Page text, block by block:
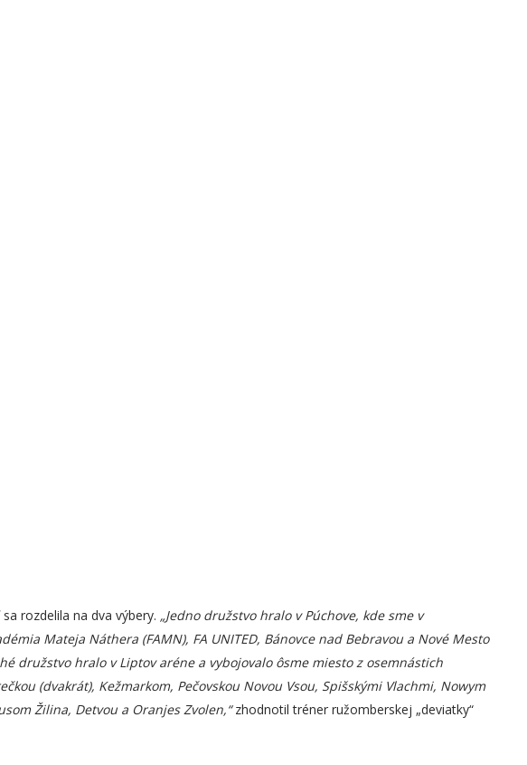
rozdelila na dva výbery. „Jedno družstvo hralo v Púchove, kde sme v
Mateja Náthera (FAMN), FA UNITED, Bánovce nad Bebravou a Nové Mesto
družstvo hralo v Liptov aréne a vybojovalo ôsme miesto z osemnástich
(dvakrát), Kežmarkom, Pečovskou Novou Vsou, Spišskými Vlachmi, Nowym
Žilina, Detvou a Oranjes Zvolen,“zhodnotil tréner ružomberskej „deviatky“